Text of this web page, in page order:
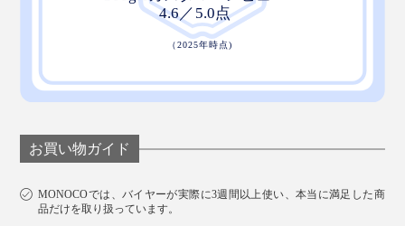
お買い物ガイド
MONOCOでは、バイヤーが実際に3週間以上使い、本当に満足した商
品だけを取り扱っています。